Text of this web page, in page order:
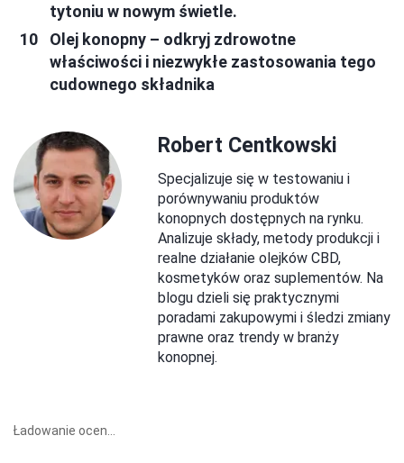
tytoniu w nowym świetle.
Olej konopny – odkryj zdrowotne
właściwości i niezwykłe zastosowania tego
cudownego składnika
Robert Centkowski
Specjalizuje się w testowaniu i
porównywaniu produktów
konopnych dostępnych na rynku.
Analizuje składy, metody produkcji i
realne działanie olejków CBD,
kosmetyków oraz suplementów. Na
blogu dzieli się praktycznymi
poradami zakupowymi i śledzi zmiany
prawne oraz trendy w branży
konopnej.
Ładowanie ocen...